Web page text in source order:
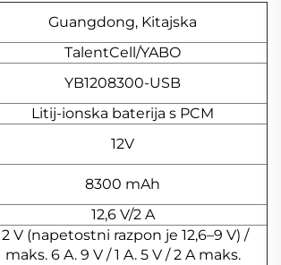
Guangdong, Kitajska
TalentCell/YABO
YB1208300-USB
Litij-ionska baterija s PCM
12V
8300 mAh
12,6 V/2 A
V (napetostni razpon je 12,6–9 V) /
maks. 6 A. 9 V / 1 A. 5 V / 2 A maks.